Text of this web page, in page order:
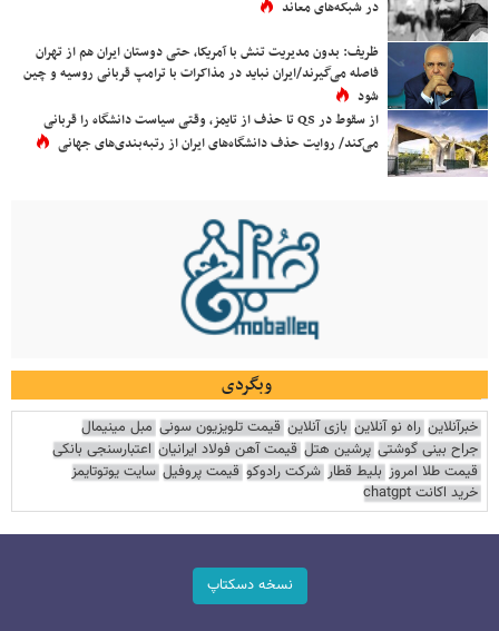
در شبکه‌های معاند
ظریف: بدون مدیریت تنش با آمریکا، حتی دوستان ایران هم از تهران
فاصله می‌گیرند/ایران نباید در مذاکرات با ترامپ قربانی روسیه و چین
شود
از سقوط در QS تا حذف از تایمز، وقتی سیاست دانشگاه را قربانی
می‌کند/ روایت حذف دانشگاه‌های ایران از رتبه‌بندی‌های جهانی
وبگردی
خبرآنلاین راه نو آنلاین بازی آنلاین قیمت تلویزیون سونی مبل مینیمال
جراح بینی گوشتی پرشین هتل قیمت آهن فولاد ایرانیان اعتبارسنجی بانکی
قیمت طلا امروز بلیط قطار شرکت رادوکو قیمت پروفیل سایت یوتوتایمز
خرید اکانت chatgpt
نسخه دسکتاپ